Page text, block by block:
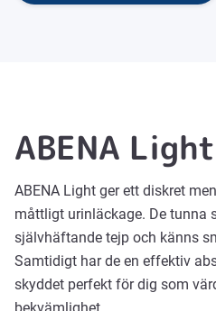
ABENA Light
ABENA Light ger ett diskret
måttligt urinläckage. De tunna
självhäftande tejp och känns
Samtidigt har de en effektiv
skyddet perfekt för dig som